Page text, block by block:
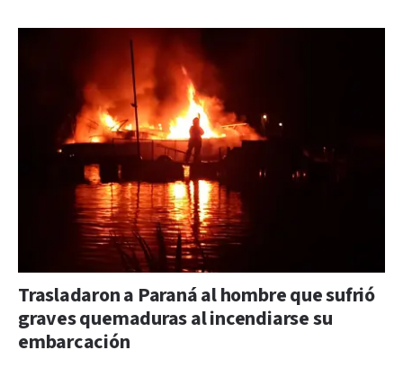
Trasladaron a Paraná al hombre que sufrió
graves quemaduras al incendiarse su
embarcación